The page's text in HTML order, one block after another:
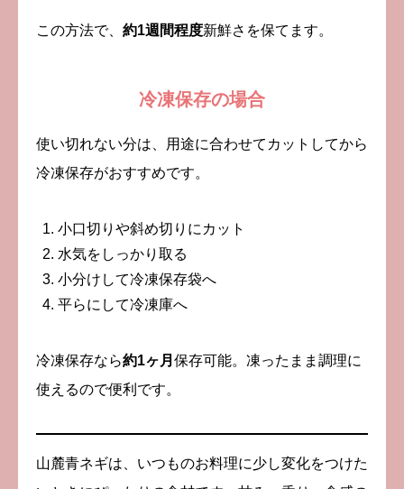
この方法で、 約1週間程度新鮮さを保てます。
冷凍保存の場合
使い切れない分は、用途に合わせてカットしてから
冷凍保存がおすすめです。
小口切りや斜め切りにカット
水気をしっかり取る
小分けして冷凍保存袋へ
平らにして冷凍庫へ
冷凍保存なら約1ヶ月 保存可能。凍ったまま調理に
使えるので便利です。
山麓青ネギは、いつものお料理に少し変化をつけた